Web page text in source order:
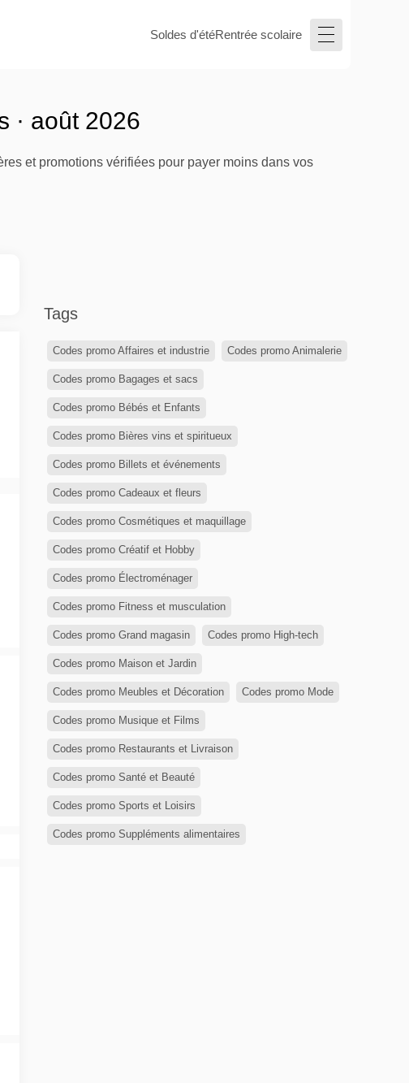
Soldes d'étéRentrée scolaire
· août 2026
et promotions vérifiées pour payer moins dans vos
Tags
Codes promo Affaires et industrie Codes promo Animalerie
Codes promo Bagages et sacs
Codes promo Bébés et Enfants
Codes promo Bières vins et spiritueux
Codes promo Billets et événements
Codes promo Cadeaux et fleurs
Codes promo Cosmétiques et maquillage
Codes promo Créatif et Hobby
Codes promo Électroménager
Codes promo Fitness et musculation
Codes promo Grand magasin Codes promo High-tech
Codes promo Maison et Jardin
Codes promo Meubles et Décoration Codes promo Mode
Codes promo Musique et Films
Codes promo Restaurants et Livraison
Codes promo Santé et Beauté
Codes promo Sports et Loisirs
Codes promo Suppléments alimentaires